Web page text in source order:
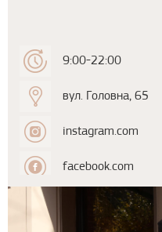
9:00-22:00
вул. Головна, 65
instagram.com
facebook.com